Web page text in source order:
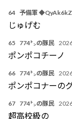
64 予備軍
じゅげむ
65 774㌧の豚民
ポンポコチーノ
66 774㌧の豚民
ポンポコナーの
67 774㌧の豚民
超高校級の